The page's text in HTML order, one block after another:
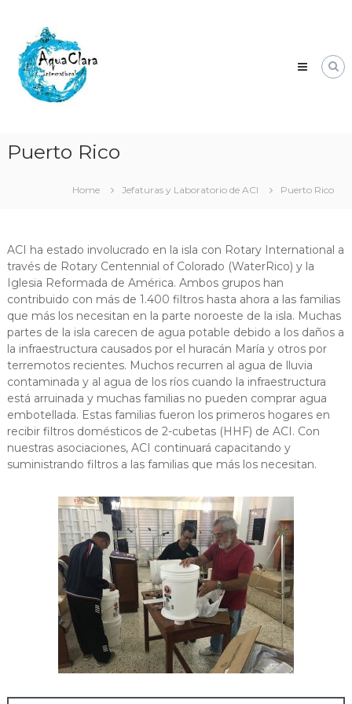
content
Clara
Clean
water
for
the
Puerto Rico
Home Jefaturas y Laboratorio de ACI Puerto Rico
ACI ha estado involucrado en la isla con Rotary International a
través de Rotary Centennial of Colorado (WaterRico) y la
Iglesia Reformada de América. Ambos grupos han
contribuido con más de 1.400 filtros hasta ahora a las familias
que más los necesitan en la parte noroeste de la isla. Muchas
partes de la isla carecen de agua potable debido a los daños a
la infraestructura causados por el huracán María y otros por
terremotos recientes. Muchos recurren al agua de lluvia
contaminada y al agua de los ríos cuando la infraestructura
está arruinada y muchas familias no pueden comprar agua
embotellada. Estas familias fueron los primeros hogares en
recibir filtros domésticos de 2-cubetas (HHF) de ACI. Con
nuestras asociaciones, ACI continuará capacitando y
suministrando filtros a las familias que más los necesitan.